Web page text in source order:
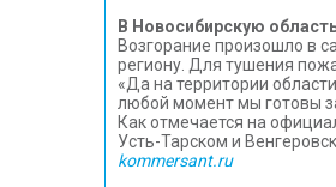
В Новосибирскую
Возгорание произошло в
региону. Для тушения
«Да на территории
любой момент мы готовы
Как отмечается на
Усть-Тарском и
kommersant.ru